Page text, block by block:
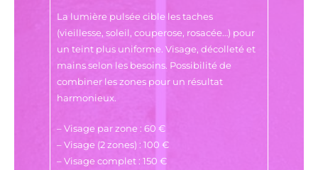
La lumière pulsée cible les taches
(vieillesse, soleil, couperose, rosacée…) pour
un teint plus uniforme. Visage, décolleté et
mains selon les besoins. Possibilité de
combiner les zones pour un résultat
harmonieux.
– Visage par zone : 60 €
– Visage (2 zones) : 100 €
– Visage complet : 150 €